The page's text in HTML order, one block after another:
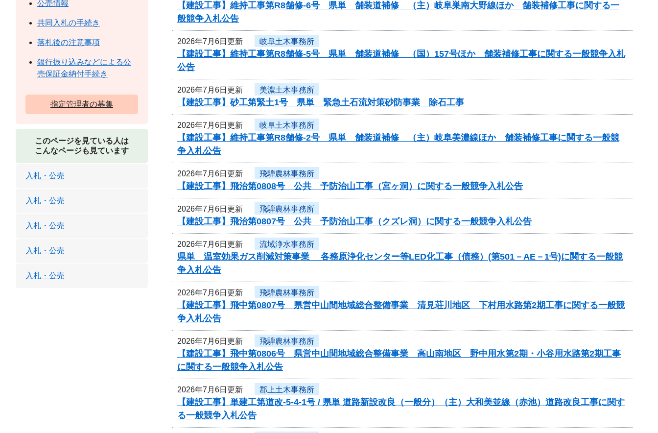
【建設工事】維持工事第R8舗修-6号 県単 舗装道補修 （主）岐阜巣南大野線ほか 舗装補修工事に関する一
般競争入札公告
2026年7月6日更新 岐阜土木事務所
【建設工事】維持工事第R8舗修-5号 県単 舗装道補修 （国）157号ほか 舗装補修工事に関する一般競争入札
公告
2026年7月6日更新 美濃土木事務所
【建設工事】砂工第緊土1号 県単 緊急土石流対策砂防事業 除石工事
2026年7月6日更新 岐阜土木事務所
【建設工事】維持工事第R8舗修-2号 県単 舗装道補修 （主）岐阜美濃線ほか 舗装補修工事に関する一般競
争入札公告
2026年7月6日更新 飛騨農林事務所
【建設工事】飛治第0808号 公共 予防治山工事（宮ヶ洞）に関する一般競争入札公告
2026年7月6日更新 飛騨農林事務所
【建設工事】飛治第0807号 公共 予防治山工事（クズレ洞）に関する一般競争入札公告
2026年7月6日更新 流域浄水事務所
県単 温室効果ガス削減対策事業 各務原浄化センター等LED化工事（債務）(第501－AE－1号)に関する一般競
争入札公告
2026年7月6日更新 飛騨農林事務所
【建設工事】飛中第0807号 県営中山間地域総合整備事業 清見荘川地区 下村用水路第2期工事に関する一般競
争入札公告
2026年7月6日更新 飛騨農林事務所
【建設工事】飛中第0806号 県営中山間地域総合整備事業 高山南地区 野中用水第2期・小谷用水路第2期工事
に関する一般競争入札公告
2026年7月6日更新 郡上土木事務所
【建設工事】単建工第道改-5-4-1号 / 県単 道路新設改良（一般分）（主）大和美並線（赤池）道路改良工事に関す
る一般競争入札公告
公売情報
共同入札の手続き
落札後の注意事項
銀行振り込みなどによる公
売保証金納付手続き
指定管理者の募集
このページを見ている人は
こんなページも見ています
入札・公売
入札・公売
入札・公売
入札・公売
入札・公売